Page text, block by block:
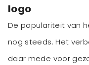
logo
De populariteit van
nog steeds. Het
daar mede voor